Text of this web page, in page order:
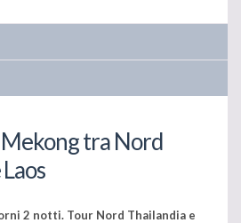
tra Nord
2 notti. Tour Nord Thailandia e